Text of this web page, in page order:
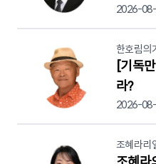
2026-
한호림의
[기독
라?
2026-
조혜라리